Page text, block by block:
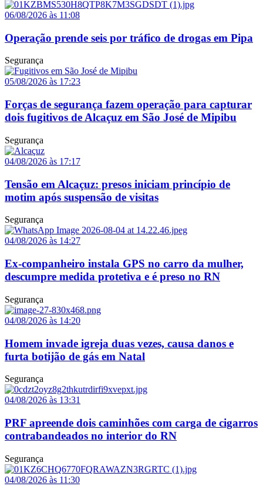
06/08/2026 às 11:08
Operação prende seis por tráfico de drogas em Pipa
Segurança
05/08/2026 às 17:23
Forças de segurança fazem operação para capturar
dois fugitivos de Alcaçuz em São José de Mipibu
Segurança
04/08/2026 às 17:17
Tensão em Alcaçuz: presos iniciam princípio de
motim após suspensão de visitas
Segurança
04/08/2026 às 14:27
Ex-companheiro instala GPS no carro da mulher,
descumpre medida protetiva e é preso no RN
Segurança
04/08/2026 às 14:20
Homem invade igreja duas vezes, causa danos e
furta botijão de gás em Natal
Segurança
04/08/2026 às 13:31
PRF apreende dois caminhões com carga de cigarros
contrabandeados no interior do RN
Segurança
04/08/2026 às 11:30